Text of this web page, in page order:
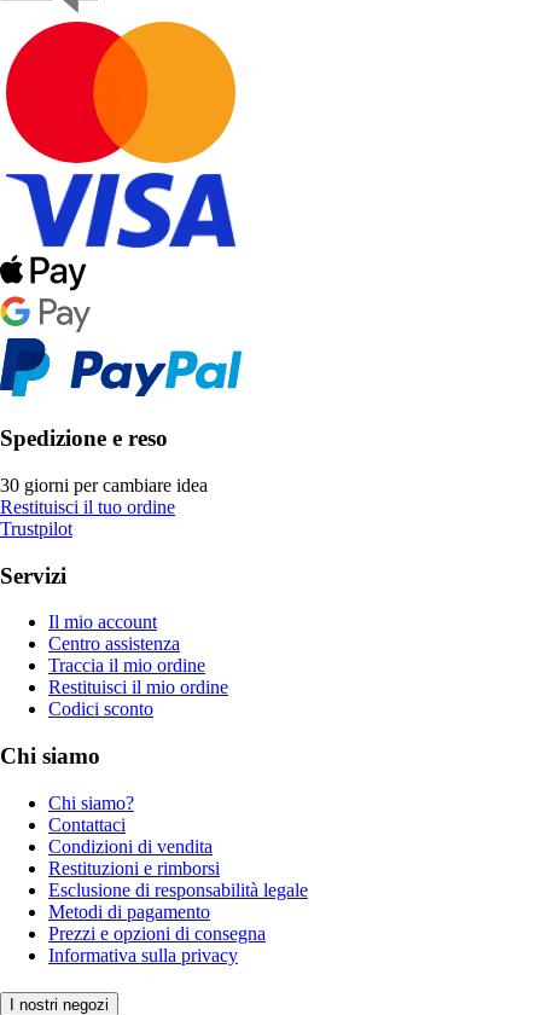
Spedizione e reso
30 giorni per cambiare idea
Restituisci il tuo ordine
Trustpilot
Servizi
Il mio account
Centro assistenza
Traccia il mio ordine
Restituisci il mio ordine
Codici sconto
Chi siamo
Chi siamo?
Contattaci
Condizioni di vendita
Restituzioni e rimborsi
Esclusione di responsabilità legale
Metodi di pagamento
Prezzi e opzioni di consegna
Informativa sulla privacy
I nostri negozi